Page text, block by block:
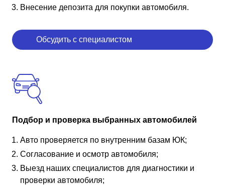
Внесение депозита для покупки автомобиля.
Обсудить с специалистом
Подбор и проверка выбранных автомобилей
Авто проверяется по внутренним базам ЮК;
Согласование и осмотр автомобиля;
Выезд наших специалистов для диагностики и
проверки автомобиля;